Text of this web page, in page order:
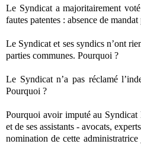
Le Syndicat a majoritairement
fautes patentes : absence de
Le Syndicat et ses syndics n’ont
parties communes. Pourquoi ?
Le Syndicat n’a pas réclamé
Pourquoi ?
Pourquoi avoir imputé au
et de ses assistants - avocats,
nomination de cette